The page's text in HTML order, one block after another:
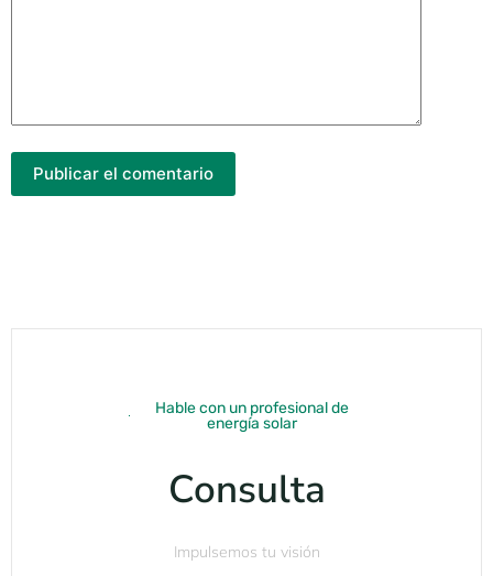
Publicar el comentario
Hable con un profesional de
energía solar
Consulta
Impulsemos tu visión